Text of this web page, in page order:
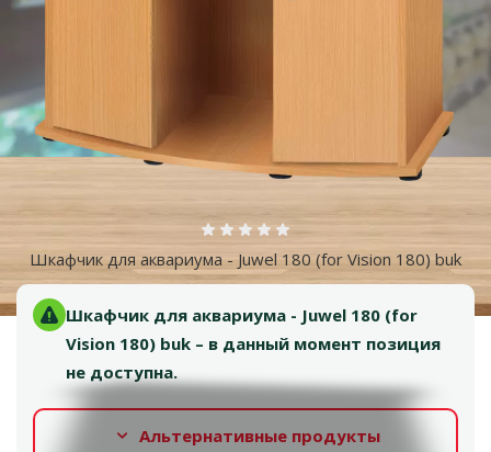
Шкафчик для аквариума - Juwel 180 (for Vision 180) buk
Оценка 0%
Шкафчик для аквариума - Juwel 180 (for
Vision 180) buk – в данный момент позиция
не доступна.
Альтернативные продукты